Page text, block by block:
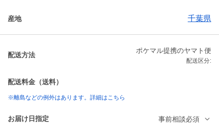
産地 千葉県
配送方法
ポケマル提携のヤマト便
配送区分:
配送料金（送料）
※離島などの例外はあります。詳細はこちら
お届け日指定 事前相談必須